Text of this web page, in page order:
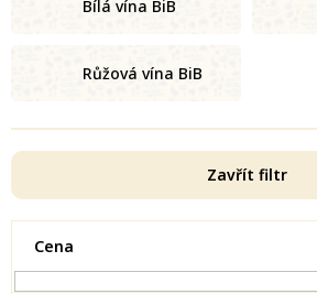
Bílá vína BiB
Růžová vína BiB
Zavřít filtr
Cena